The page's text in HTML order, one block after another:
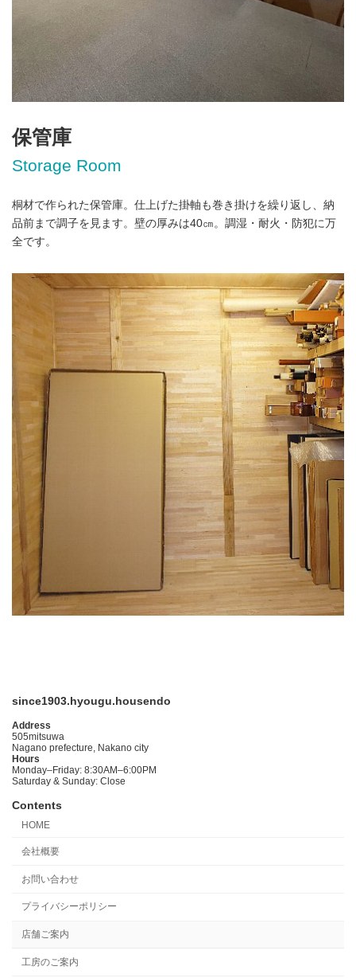
保管庫
Storage Room
桐材で作られた保管庫。仕上げた掛軸も巻き掛けを繰り返し、納
品前まで調子を見ます。壁の厚みは40㎝。調湿・耐火・防犯に万
全です。
since1903.hyougu.housendo
Address
505mitsuwa
Nagano prefecture, Nakano city
Hours
Monday–Friday: 8:30AM–6:00PM
Saturday & Sunday: Close
Contents
HOME
会社概要
お問い合わせ
プライバシーポリシー
店舗ご案内
工房のご案内